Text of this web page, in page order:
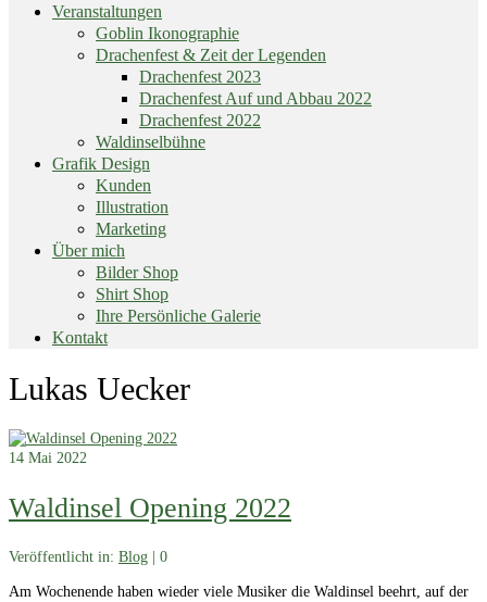
Veranstaltungen
Goblin Ikonographie
Drachenfest & Zeit der Legenden
Drachenfest 2023
Drachenfest Auf und Abbau 2022
Drachenfest 2022
Waldinselbühne
Grafik Design
Kunden
Illustration
Marketing
Über mich
Bilder Shop
Shirt Shop
Ihre Persönliche Galerie
Kontakt
End
of
Lukas Uecker
14 Mai 2022
Waldinsel Opening 2022
Veröffentlicht in: Blog 0
Am Wochenende haben wieder viele Musiker die Waldinsel beehrt, auf der